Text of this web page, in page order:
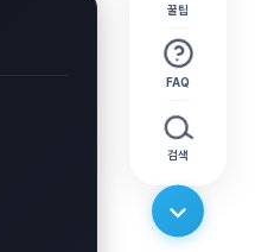
꿀팁
FAQ
검색